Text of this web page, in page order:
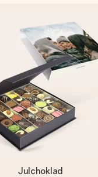
Julchoklad